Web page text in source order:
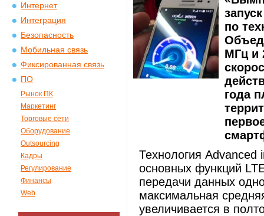
Интернет
Интеграция
Безопасность
Мобильная связь
Фиксированная связь
ПО
Рынок ПК
Маркетинг
Торговые сети
Оборудование
Outsourcing
Кадры
Регулирование
Финансы
Web
по
МГц и
года
Технология
основных функций
передачи данных
максимальная
увеличивается в